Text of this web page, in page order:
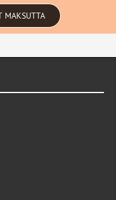
MAKSUTTA